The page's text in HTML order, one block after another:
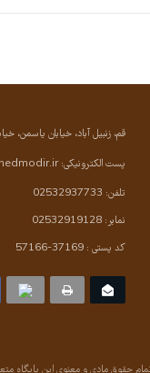
قم، زنبیل آباد، خیابان یاسمن، خیابان
پست الکترونیکی:
تلفن: 02532937733
نمابر: 02532919128
کد پستی : 37169-57166
حقوق مادی و معنوی این پایگاه